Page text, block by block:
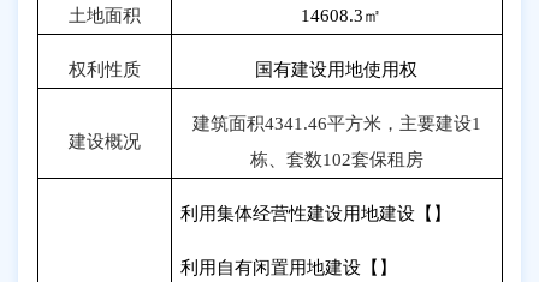
土地面积 14608.3㎡
权利性质 国有建设用地使用权
建设概况
建筑面积4341.46平方米，主要建设1
栋、套数102套保租房
利用集体经营性建设用地建设【】
利用自有闲置用地建设【】